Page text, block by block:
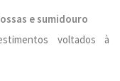
e sumidouro
voltados à